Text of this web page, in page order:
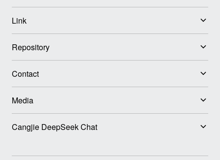
Link
Repository
Contact
Media
Cangjie DeepSeek Chat